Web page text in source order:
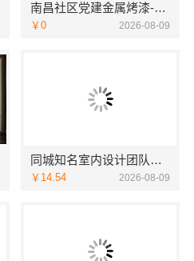
南昌社区党建金属烤漆-南昌恒辉广告
￥0 2026-08-09
同城知名室内设计团队高端 嘉兴绿色之家建材科技有限公司
￥14.54 2026-08-09